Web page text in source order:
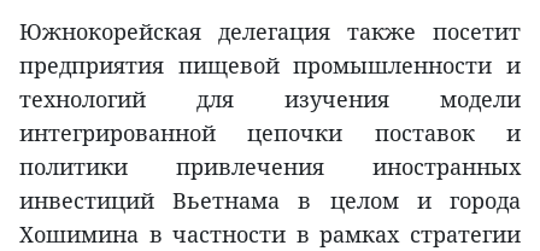
Южнокорейская делегация также посетит
предприятия пищевой промышленности и
технологий для изучения модели
интегрированной цепочки поставок и
политики привлечения иностранных
инвестиций Вьетнама в целом и города
Хошимина в частности в рамках стратегии